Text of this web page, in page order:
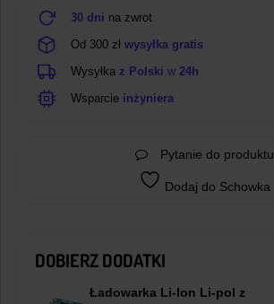
30 dni na zwrot
Od 300 zł wysyłka gratis
Wysyłka z Polski w 24h
Wsparcie inżyniera
Pytanie do produktu
Dodaj do Schowka
DOBIERZ DODATKI
Ładowarka Li-Ion Li-pol z